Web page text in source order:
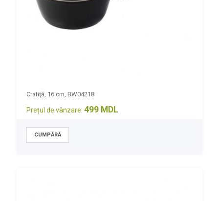
Cratiţă, 16 cm, BW04218
Prețul de vânzare: 499 MDL